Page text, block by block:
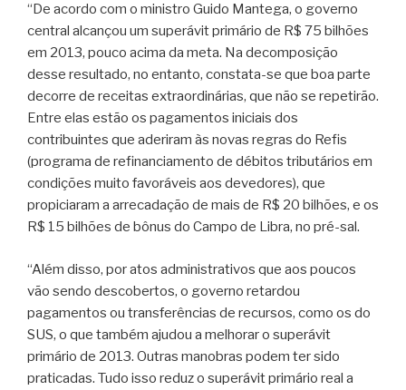
“De acordo com o ministro Guido Mantega, o governo
central alcançou um superávit primário de R$ 75 bilhões
em 2013, pouco acima da meta. Na decomposição
desse resultado, no entanto, constata-se que boa parte
decorre de receitas extraordinárias, que não se repetirão.
Entre elas estão os pagamentos iniciais dos
contribuintes que aderiram às novas regras do Refis
(programa de refinanciamento de débitos tributários em
condições muito favoráveis aos devedores), que
propiciaram a arrecadação de mais de R$ 20 bilhões, e os
R$ 15 bilhões de bônus do Campo de Libra, no pré-sal.
“Além disso, por atos administrativos que aos poucos
vão sendo descobertos, o governo retardou
pagamentos ou transferências de recursos, como os do
SUS, o que também ajudou a melhorar o superávit
primário de 2013. Outras manobras podem ter sido
praticadas. Tudo isso reduz o superávit primário real a